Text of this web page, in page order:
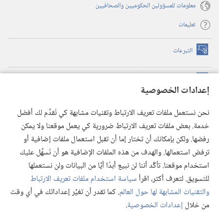
إعدادات الخصوصية
نحن نستعمل ملفات تعريف الارتباط وتقنيات مشابهة كي نُقدِّم لك أفضل
خدمة. بعض ملفات تعريف الارتباط ضرورية كي يعمل موقعنا ولا يمكن
رفضها. ولكن بإمكانك أن تختار إما أن تقبل استعمال ملفات إضافية أو
ترفض استعمالها. والهدف من هذه الملفات الإضافية هو أن نُسهِّل عليك
استخدام موقعنا. تأكَّد أننا لن نبيع أبدًا أيًّا من البيانات ولن نستعملها
للتسويق. لتعرف أكثر، اقرأسياسة استخدام ملفات تعريف الارتباط
والتقنيات المشابهة لها حول العالم. كما تقدر أن تغيِّر إعداداتك في أي وقت
من خلال إعدادات الخصوصية.
معلومات للمسؤولين الحكوميين والصحافيين
تعليمات
التبرعات (يفتح
نافذة
(يفتح
نافذة
(يفتح
نافذة
جديدة) تطبيق ®
JW Library
مكتبة برج المراقبة
© 2026 .Watch Tower Bible and Tract Society of Pennsylvania